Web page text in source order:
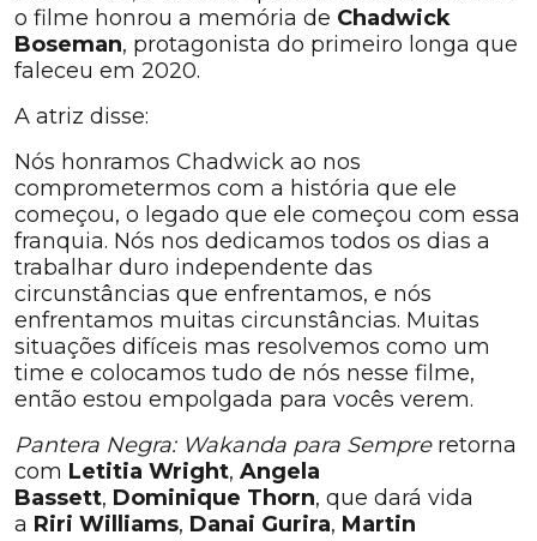
o filme honrou a memória de Chadwick
Boseman, protagonista do primeiro longa que
faleceu em 2020.
A atriz disse:
Nós honramos Chadwick ao nos
comprometermos com a história que ele
começou, o legado que ele começou com essa
franquia. Nós nos dedicamos todos os dias a
trabalhar duro independente das
circunstâncias que enfrentamos, e nós
enfrentamos muitas circunstâncias. Muitas
situações difíceis mas resolvemos como um
time e colocamos tudo de nós nesse filme,
então estou empolgada para vocês verem.
Pantera Negra: Wakanda para Sempreretorna
com Letitia Wright, Angela
Bassett, Dominique Thorn, que dará vida
a Riri Williams, Danai Gurira, Martin